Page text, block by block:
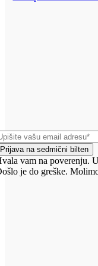
Prijava na sedmični bilten
vam na poverenju.
je do greške.